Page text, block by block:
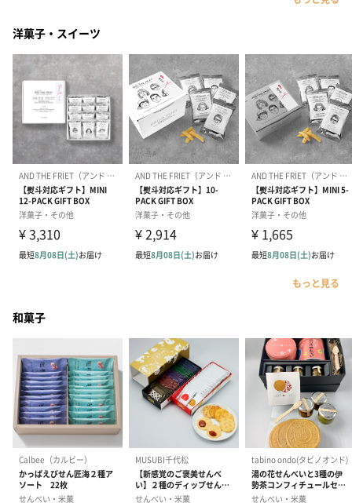
洋菓子・スイーツ
もっと見る
和菓子